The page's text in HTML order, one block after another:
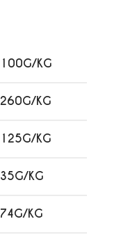
100G/KG
260G/KG
125G/KG
35G/KG
74G/KG